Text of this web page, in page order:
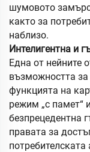
шумовото
както за
наблизо.
Интелигентна и
Една от нейните
възможността за
функцията на
режим „с памет“
безпрецедентна
правата за